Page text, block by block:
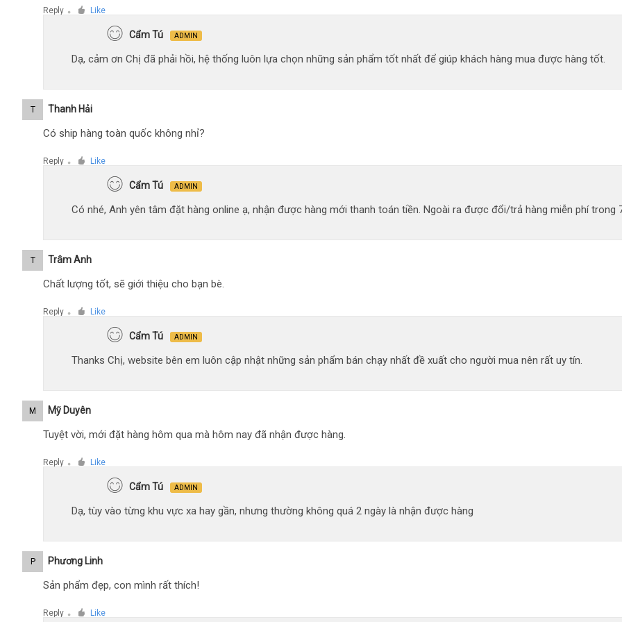
Reply ● Like
Cẩm Tú ADMIN
Dạ, cảm ơn Chị đã phải hồi, hệ thống luôn lựa chọn những sản phẩm tốt nhất để giúp khách hàng mua được hàng tốt.
T Thanh Hải
Có ship hàng toàn quốc không nhỉ?
Reply ● Like
Cẩm Tú ADMIN
Có nhé, Anh yên tâm đặt hàng online ạ, nhận được hàng mới thanh toán tiền. Ngoài ra được đổi/trả hàng miễn phí trong
T Trâm Anh
Chất lượng tốt, sẽ giới thiệu cho bạn bè.
Reply ● Like
Cẩm Tú ADMIN
Thanks Chị, website bên em luôn cập nhật những sản phẩm bán chạy nhất đề xuất cho người mua nên rất uy tín.
M Mỹ Duyên
Tuyệt vời, mới đặt hàng hôm qua mà hôm nay đã nhận được hàng.
Reply ● Like
Cẩm Tú ADMIN
Dạ, tùy vào từng khu vực xa hay gần, nhưng thường không quá 2 ngày là nhận được hàng
P Phương Linh
Sản phẩm đẹp, con mình rất thích!
Reply ● Like